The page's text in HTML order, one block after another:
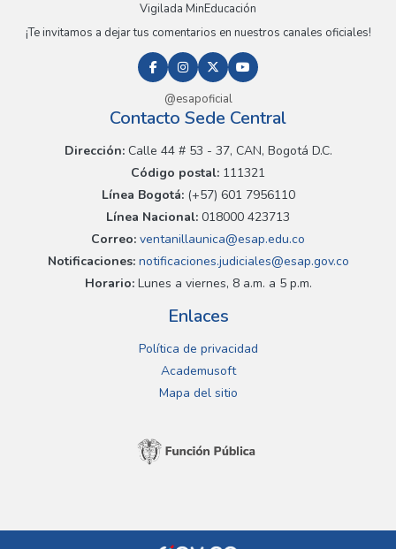
Vigilada MinEducación
¡Te invitamos a dejar tus comentarios en nuestros canales oficiales!
@esapoficial
Contacto Sede Central
Dirección:Calle 44 # 53 - 37, CAN, Bogotá D.C.
Código postal: 111321
Línea Bogotá:(+57) 601 7956110
Línea Nacional: 018000 423713
Correo: ventanillaunica@esap.edu.co
Notificaciones:notificaciones.judiciales@esap.gov.co
Horario:Lunes a viernes, 8 a.m. a 5 p.m.
Enlaces
Política de privacidad
Academusoft
Mapa del sitio